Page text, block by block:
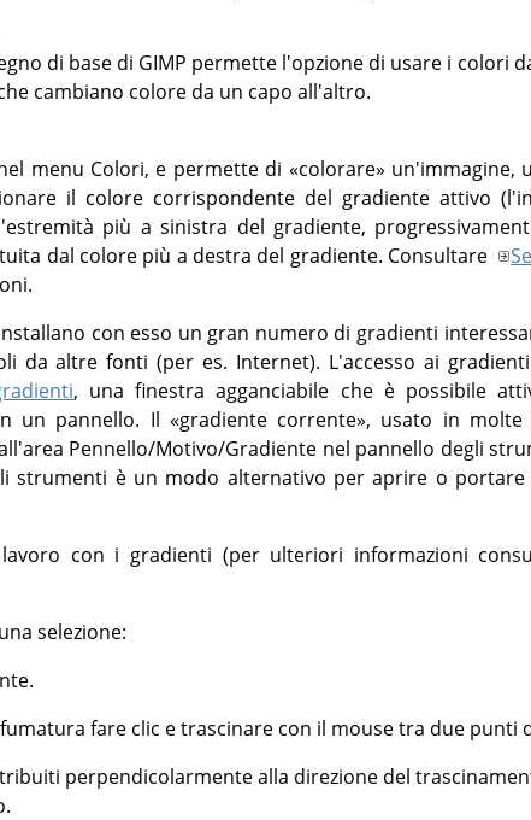
di base di GIMP permette l'opzione di usare i colori
cambiano colore da un capo all'altro.
menu Colori, e permette di «colorare» un'immagine,
il colore corrispondente del gradiente attivo
più a sinistra del gradiente,
dal colore più a destra del gradiente. Consultare
con esso un gran numero di gradienti
da altre fonti (per es. Internet). L'accesso ai
, una finestra agganciabile che è possibile
un pannello. Il «gradiente corrente», usato in molte
Pennello/Motivo/Gradiente nel pannello degli
strumenti è un modo alternativo per aprire o
con i gradienti (per ulteriori informazioni
selezione:
fare clic e trascinare con il mouse tra due punti
perpendicolarmente alla direzione del